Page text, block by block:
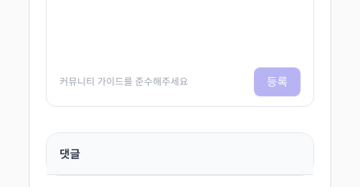
커뮤니티 가이드를 준수해주세요 등록
댓글